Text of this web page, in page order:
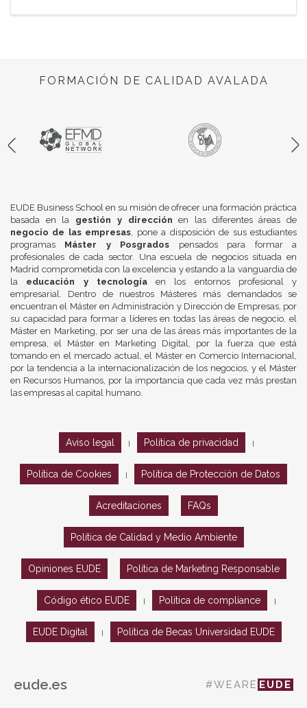
FORMACIÓN DE CALIDAD AVALADA
EUDE Business School en su misión de ofrecer una formación práctica
basada en la gestión y dirección en las diferentes áreas de
negocio de las empresas, pone a disposición de sus estudiantes
programas Máster y Posgrados pensados para formar a
profesionales de cada sector. Una escuela de negocios situada en
Madrid comprometida con la excelencia y estando a la vanguardia de
la educación y tecnologíaen los entornos profesional y
empresarial. Dentro de nuestros Másteres más demandados se
encuentran el Máster en Administración y Dirección de Empresas, por
su capacidad para formar a líderes en todas las áreas de negocio, el
Máster en Marketing, por ser una de las áreas más importantes de la
empresa, el Máster en Marketing Digital, por la fuerza que está
tomando en el mercado actual, el Máster en Comercio Internacional,
por la tendencia a la internacionalización de los negocios, y el Máster
en Recursos Humanos, por la importancia que cada vez más prestan
las empresas al capital humano.
Aviso legal Política de privacidad
Política de Cookies Política de Protección de Datos
Acreditaciones FAQs
Política de Calidad y Medio Ambiente
Opiniones EUDE Política de Marketing Responsable
Código ético EUDE Política de compliance
EUDE Digital Política de Becas Universidad EUDE
eude.es #WEARE EUDE